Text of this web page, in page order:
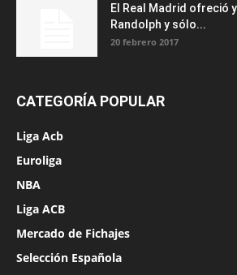
El Real Madrid ofreció
Randolph y sólo...
20 febrero 2017
CATEGORÍA POPULAR
Liga Acb
Euroliga
NBA
Liga ACB
Mercado de Fichajes
Selección Española